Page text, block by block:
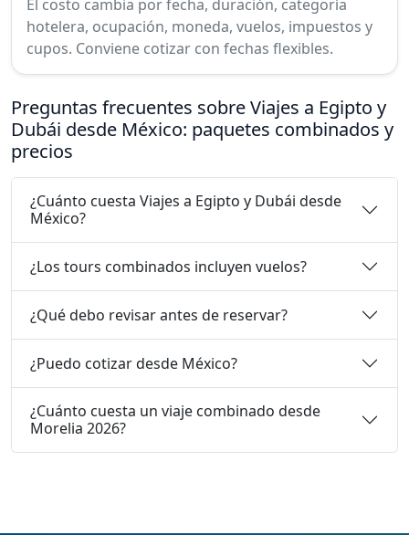
El costo cambia por fecha, duración, categoría
hotelera, ocupación, moneda, vuelos, impuestos y
cupos. Conviene cotizar con fechas flexibles.
Preguntas frecuentes sobre Viajes a Egipto y
Dubái desde México: paquetes combinados y
precios
¿Cuánto cuesta Viajes a Egipto y Dubái desde
México?
¿Los tours combinados incluyen vuelos?
¿Qué debo revisar antes de reservar?
¿Puedo cotizar desde México?
¿Cuánto cuesta un viaje combinado desde
Morelia 2026?